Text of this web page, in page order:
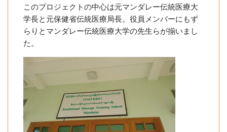
このプロジェクトの中心は元マンダレー伝統医療大
学長と元保健省伝統医療局長。役員メンバーにもず
らりとマンダレー伝統医療大学の先生らが揃いまし
た。